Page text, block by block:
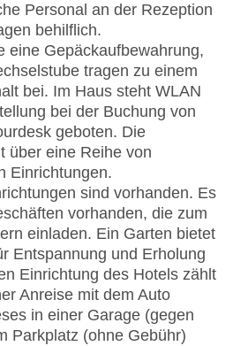
Personal an der Rezeption
behilflich.
eine Gepäckaufbewahrung,
tragen zu einem
bei. Im Haus steht WLAN
bei der Buchung von
geboten. Die
über eine Reihe von
Einrichtungen.
sind vorhanden. Es
vorhanden, die zum
einladen. Ein Garten bietet
Entspannung und Erholung
Einrichtung des Hotels zählt
Anreise mit dem Auto
in einer Garage (gegen
Parkplatz (ohne Gebühr)